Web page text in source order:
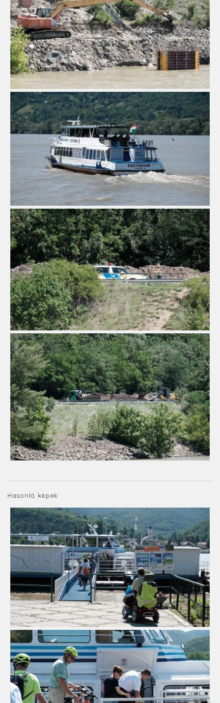
Hasonló képek: